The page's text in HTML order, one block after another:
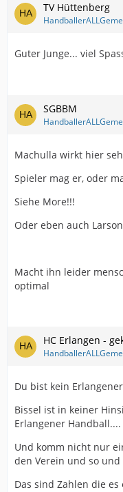
TV Hüttenberg
Guter Junge... viel
SGBBM
Machulla wirkt hier
Spieler mag er, oder
Siehe More!!!
Oder eben auch
Macht ihn leider
optimal
HC Erlangen -
Du bist kein
Bissel ist in keiner
Erlangener Handball....
Und komm nicht nur
den Verein und so und
Das sind Zahlen die